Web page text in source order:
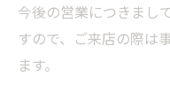
今後の営業につきまし
すので、ご来店の際は
ます。